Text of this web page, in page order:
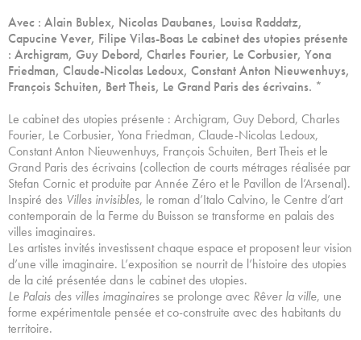
Avec : Alain Bublex, Nicolas Daubanes, Louisa Raddatz,
Capucine Vever, Filipe Vilas-Boas Le cabinet des utopies présente
: Archigram, Guy Debord, Charles Fourier, Le Corbusier, Yona
Friedman, Claude-Nicolas Ledoux, Constant Anton Nieuwenhuys,
François Schuiten, Bert Theis, Le Grand Paris des écrivains. *
Le cabinet des utopies présente : Archigram, Guy Debord, Charles
Fourier, Le Corbusier, Yona Friedman, Claude-Nicolas Ledoux,
Constant Anton Nieuwenhuys, François Schuiten, Bert Theis et le
Grand Paris des écrivains (collection de courts métrages réalisée par
Stefan Cornic et produite par Année Zéro et le Pavillon de l’Arsenal).
Inspiré des Villes invisibles, le roman d’Italo Calvino, le Centre d’art
contemporain de la Ferme du Buisson se transforme en palais des
villes imaginaires.
Les artistes invités investissent chaque espace et proposent leur vision
d’une ville imaginaire. L’exposition se nourrit de l’histoire des utopies
de la cité présentée dans le cabinet des utopies.
Le Palais des villes imaginairesse prolonge avec Rêver la ville, une
forme expérimentale pensée et co-construite avec des habitants du
territoire.